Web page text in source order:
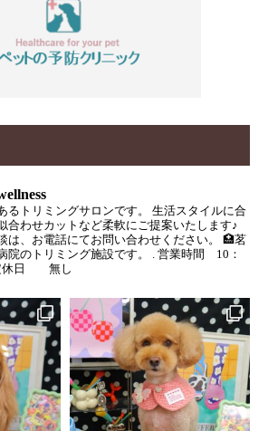
るトリミングサロンです。
生活スタイルに合
合わせカットなど柔軟にご提案いたします♪
は、お電話にてお問い合わせください。
🏥茗
院のトリミング施設です。
. 営業時間 10：
休日 無し